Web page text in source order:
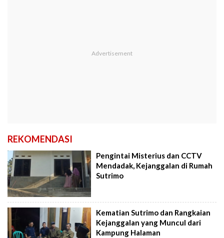
REKOMENDASI
Pengintai Misterius dan CCTV
Mendadak, Kejanggalan di Rumah
Sutrimo
Kematian Sutrimo dan Rangkaian
Kejanggalan yang Muncul dari
Kampung Halaman